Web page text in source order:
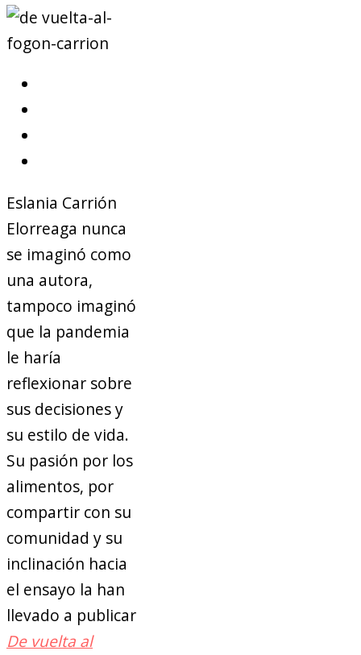
Eslania Carrión
Elorreaga nunca
se imaginó como
una autora,
tampoco imaginó
que la pandemia
le haría
reflexionar sobre
sus decisiones y
su estilo de vida.
Su pasión por los
alimentos, por
compartir con su
comunidad y su
inclinación hacia
el ensayo la han
llevado a publicar
De vuelta al